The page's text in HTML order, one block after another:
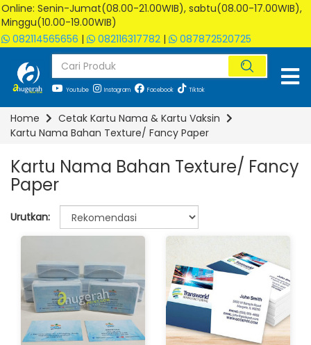
Online: Senin-Jumat(08.00-21.00WIB), sabtu(08.00-17.00WIB),
Minggu(10.00-19.00WIB)
082114565656 | 082116317782 | 087872520725
Youtube Instagram Facebook Tiktok
Home
Cetak Kartu Nama & Kartu Vaksin
Kartu Nama Bahan Texture/ Fancy Paper
Kartu Nama Bahan Texture/ Fancy
Paper
Urutkan: